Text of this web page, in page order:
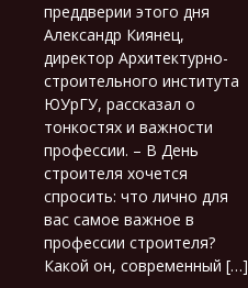
преддверии этого дня
Александр Киянец,
директор Архитектурно-
строительного института
ЮУрГУ, рассказал о
тонкостях и важности
профессии. – В День
строителя хочется
спросить: что лично для
вас самое важное в
профессии строителя?
Какой он, современный […]